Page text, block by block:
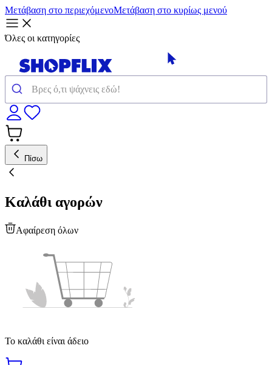
Μετάβαση στο περιεχόμενοΜετάβαση στο κυρίως μενού
Όλες οι κατηγορίες
Πίσω
Καλάθι αγορών
Αφαίρεση όλων
Το καλάθι είναι άδειο